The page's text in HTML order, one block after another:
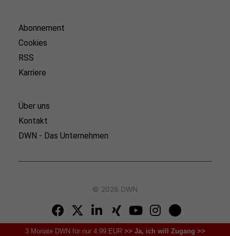
Abonnement
Cookies
RSS
Karriere
Über uns
Kontakt
DWN - Das Unternehmen
© 2026 DWN
3 Monate DWN für nur 4,99 EUR>> Ja, ich will Zugang >>